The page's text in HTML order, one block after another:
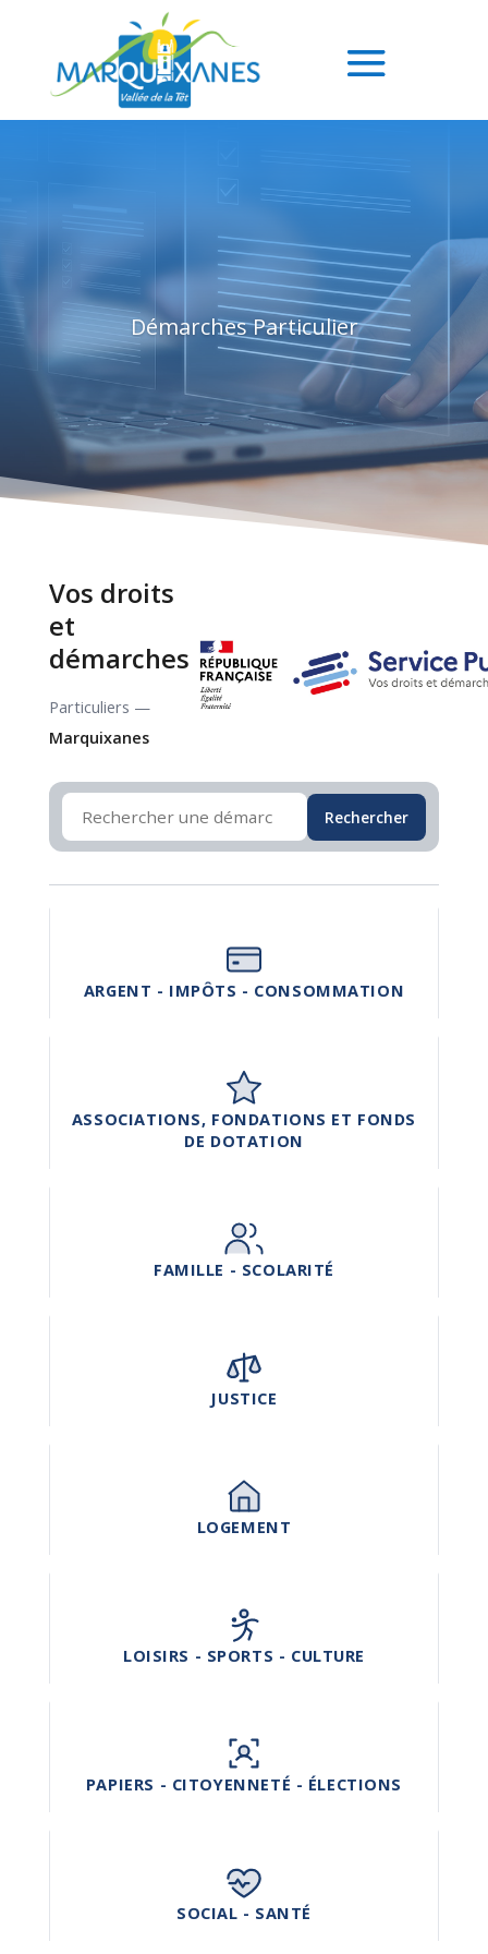
Démarches Particulier
Vos droits
et
démarches
Particuliers —
Marquixanes
Rechercher
ARGENT - IMPÔTS - CONSOMMATION
ASSOCIATIONS, FONDATIONS ET FONDS
DE DOTATION
FAMILLE - SCOLARITÉ
JUSTICE
LOGEMENT
LOISIRS - SPORTS - CULTURE
PAPIERS - CITOYENNETÉ - ÉLECTIONS
SOCIAL - SANTÉ